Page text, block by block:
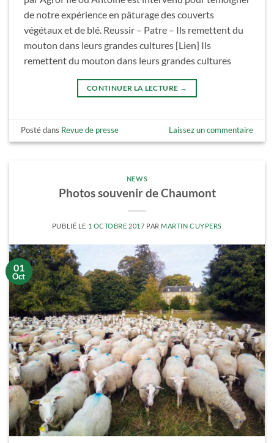
de notre expérience en pâturage des couverts
végétaux et de blé. Reussir – Patre – Ils remettent du
mouton dans leurs grandes cultures [Lien] Ils
remettent du mouton dans leurs grandes cultures
CONTINUER LA LECTURE →
Posté dans Revue de presse Laissez un commentaire
NEWS
Photos souvenir de Chaumont
PUBLIÉ LE 1 OCTOBRE 2017 PAR MARTIN CUYPERS
01
Oct